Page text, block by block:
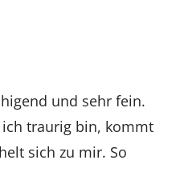
und sehr fein.
traurig bin, kommt
sich zu mir. So